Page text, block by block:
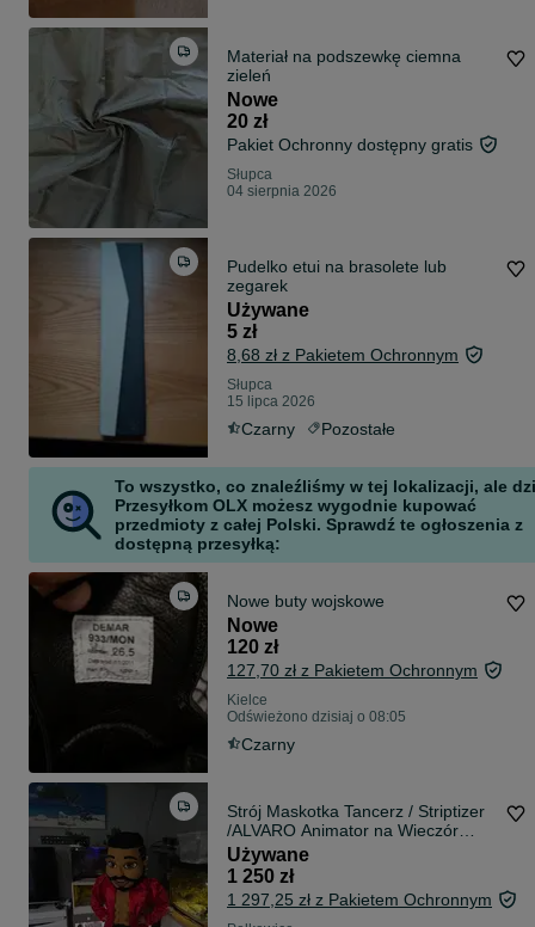
Materiał na podszewkę ciemna
zieleń
Nowe
20 zł
Pakiet Ochronny dostępny gratis
Słupca
04 sierpnia 2026
Pudelko etui na brasolete lub
zegarek
Używane
5 zł
8,68 zł z Pakietem Ochronnym
Słupca
15 lipca 2026
Czarny Pozostałe
To wszystko, co znaleźliśmy w tej lokalizacji, ale
Przesyłkom OLX możesz wygodnie kupować
przedmioty z całej Polski. Sprawdź te ogłoszenia z
dostępną przesyłką:
Nowe buty wojskowe
Nowe
120 zł
127,70 zł z Pakietem Ochronnym
Kielce
Odświeżono dzisiaj o 08:05
Czarny
Strój Maskotka Tancerz / Striptizer
/ALVARO Animator na Wieczór
Panieński
Używane
1 250 zł
1 297,25 zł z Pakietem Ochronnym